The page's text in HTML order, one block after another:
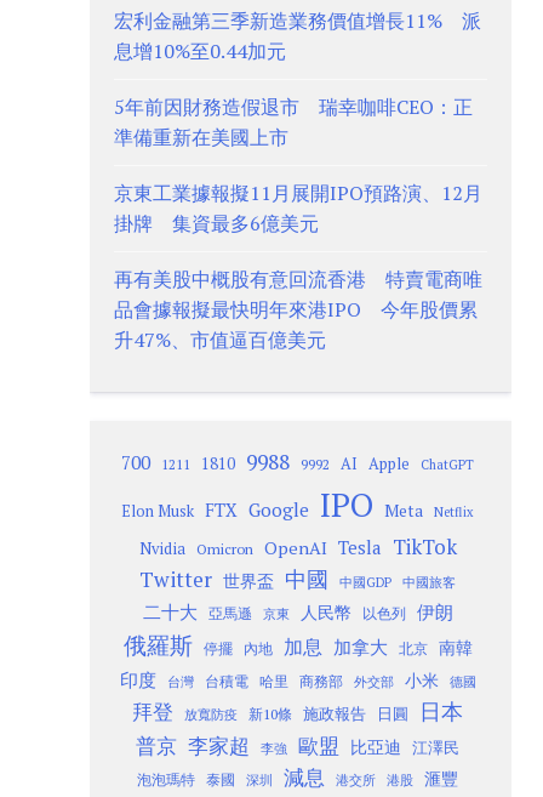
宏利金融第三季新造業務價值增長11% 派
息增10%至0.44加元
5年前因財務造假退市 瑞幸咖啡CEO：正
準備重新在美國上市
京東工業據報擬11月展開IPO預路演、12月
掛牌 集資最多6億美元
再有美股中概股有意回流香港 特賣電商唯
品會據報擬最快明年來港IPO 今年股價累
升47%、市值逼百億美元
700 1211 1810 9988 9992 AI Apple ChatGPT
Elon Musk FTX Google IPO Meta Netflix
Nvidia Omicron OpenAI Tesla TikTok
Twitter 世界盃 中國 中國GDP 中國旅客
二十大 亞馬遜 京東 人民幣 以色列 伊朗
俄羅斯 停擺 內地 加息 加拿大 北京
南韓
印度
台灣 台積電 哈里 商務部 外交部 小米 德國
拜登 放寬防疫 新10條 施政報告 日圓 日本
普京 李家超 李強 歐盟 比亞迪 江澤民
泡泡瑪特 泰國 深圳 減息 港交所 港股 滙豐